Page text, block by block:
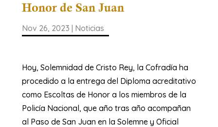
Honor de San Juan
Nov 26, 2023 | Noticias
Hoy, Solemnidad de Cristo Rey, la Cofradía ha
procedido a la entrega del Diploma acreditativo
como Escoltas de Honor a los miembros de la
Policía Nacional, que año tras año acompañan
al Paso de San Juan en la Solemne y Oficial